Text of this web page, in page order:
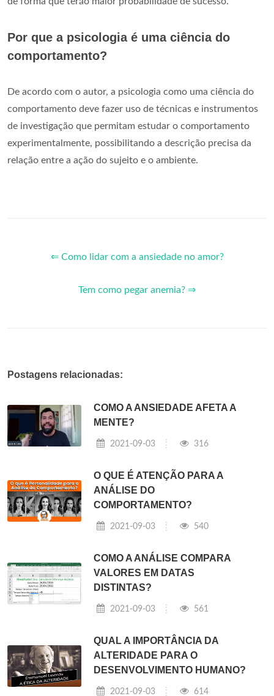
Por que a psicologia é uma ciência do
comportamento?
De acordo com o autor, a psicologia como uma ciência do
comportamento deve fazer uso de técnicas e instrumentos
de investigação que permitam estudar o comportamento
experimentalmente, possibilitando a descrição precisa da
relação entre a ação do sujeito e o ambiente.
⇐ Como lidar com a ansiedade no amor?
Tem como pegar anemia? ⇒
Postagens relacionadas:
COMO A ANSIEDADE AFETA A
MENTE?
2021-09-03 316
O QUE É ATENÇÃO PARA A
ANÁLISE DO
COMPORTAMENTO?
2021-09-03 540
COMO A ANÁLISE COMPARA
VALORES EM DATAS
DISTINTAS?
2021-09-03 561
QUAL A IMPORTÂNCIA DA
ALTERIDADE PARA O
DESENVOLVIMENTO HUMANO?
2021-09-03 614